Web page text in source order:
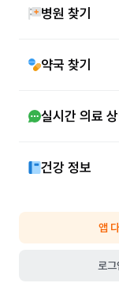
병원 찾기
약국 찾기
실시간 의료
건강 정보
앱
로